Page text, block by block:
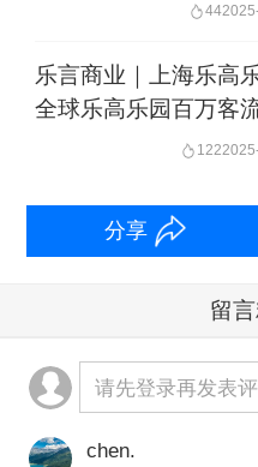
作为全球乐高乐
项目，迷你天地
44
乐言商业｜上海乐高
全球乐高乐园百万客
文化融合成就行业标
122
分享
留
请先登录再发表
chen.